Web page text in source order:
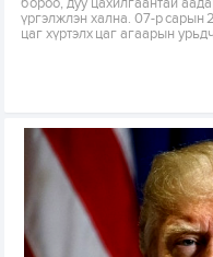
үргэлжлэн хална. 07-р
цаг хүртэлх цаг агаарын